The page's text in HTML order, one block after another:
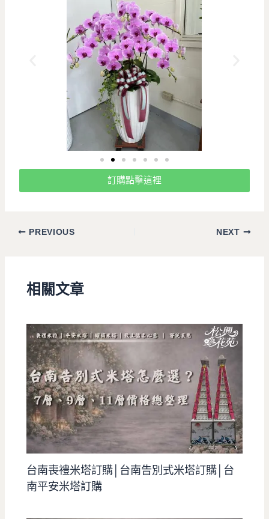
訂購點擊這裡
PREVIOUS NEXT
相關文章
台南喪禮米塔訂購│台南告別式米塔訂購│台
南平安米塔訂購